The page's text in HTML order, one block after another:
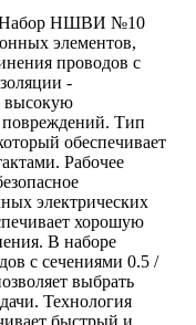
Набор НШВИ №10
элементов,
проводов с
-
высокую
повреждений. Тип
обеспечивает
Рабочее
электрических
хорошую
В наборе
с сечениями 0.5 /
выбрать
Технология
быстрый и